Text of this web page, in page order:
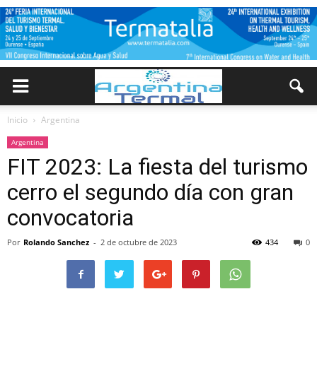
Inicio Argentina
Argentina
FIT 2023: La fiesta del turismo
cerro el segundo día con gran
convocatoria
Por Rolando Sanchez - 2 de octubre de 2023 0
434